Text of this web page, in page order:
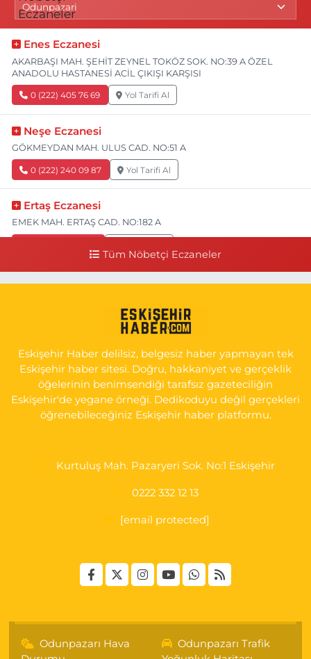
Enes Eczanesi
AKARBAŞI MAH. ŞEHİT ZEYNEL TOKÖZ SOK. NO:39 A ÖZEL
ANADOLU HASTANESİ ACİL ÇIKIŞI KARŞISI
0 (222) 405 76 69 Yol Tarifi Al
Neşe Eczanesi
GÖKMEYDAN MAH. ULUS CAD. NO:51 A
0 (222) 240 09 87 Yol Tarifi Al
Ertaş Eczanesi
EMEK MAH. ERTAŞ CAD. NO:182 A
YAN SOKAĞI POLİKLİNİK KAPISI TAM KARŞISI I
Yol Tarifi Al
Tüm Nöbetçi Eczaneler
Eskişehir Haber delilsiz, belgesiz haber yapmayan tek
Eskişehir haber sitesi. Doğru, hakkaniyet ve gerçeklik
öğelerinin benimsendiği tarafsız gazeteciliğin
Eskişehir'de yegane örneği. Dedikoduyu değil gerçekleri
öğrenebileceğiniz Eskişehir haber platformu.
Kurtuluş Mah. Pazaryeri Sok. No:1 Eskişehir
0222 332 12 13
[email protected]
Odunpazarı Hava
Odunpazarı Trafik